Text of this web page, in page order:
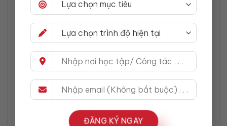
ĐĂNG KÝ NGAY
➡ Ví dụ:
Is this fish fresh today?
2. Where is this from? – Cái này có xuất xứ ở
đâu?
➡ Ví dụ:Where are these mangoes from?
3. Do you have organic vegetables? – Có rau hữu
cơ không?
➡ Ví dụ:
Do you have organic spinach or